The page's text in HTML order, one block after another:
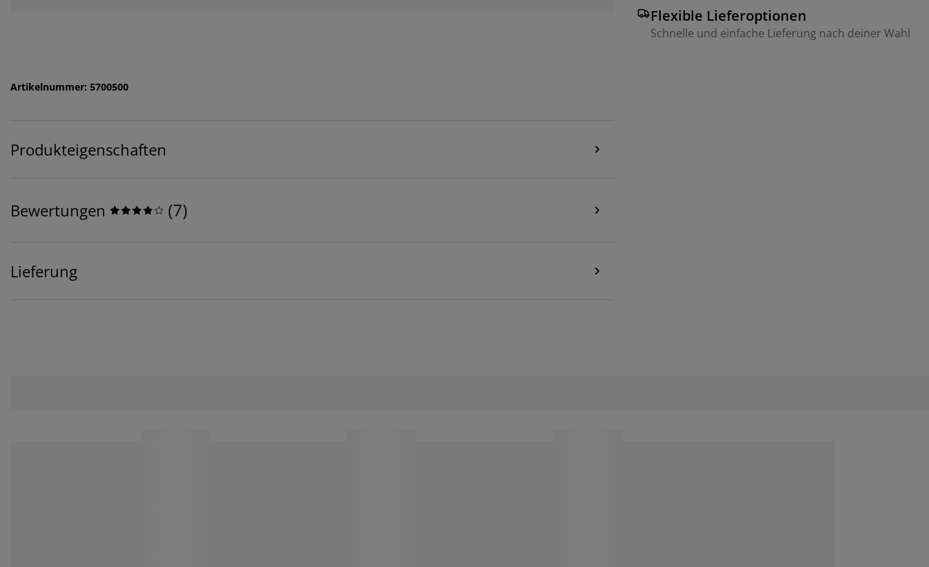
Flexible Lieferoptionen
Schnelle und einfache Lieferung nach deiner Wahl
Artikelnummer: 5700500
Produkteigenschaften
Bewertungen (7)
Lieferung